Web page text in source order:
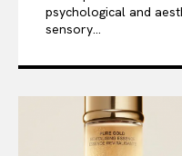
psychological and
sensory...